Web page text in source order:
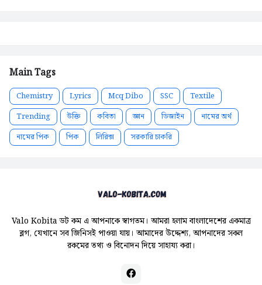
Main Tags
Chemistry Lyrics Mcq Dibo SSC
Textile
Trending
উক্তি কবিতা জ্ঞান ডিজাইন
নামের অর্থ
নামের পিক
পিক লিরিক্স সরকারি চাকরি
Valo Kobita ডট কম এ আপনাকে স্বাগতম। আমরা হলাম বাংলাদেশের একমাত্র
ব্লগ, যেখানে সব জিনিসই পাওয়া যায়। আমাদের উদ্দেশ্য, আপনাদের সকল
রকমের তথ্য ও বিনোদন দিয়ে সাহায্য করা।